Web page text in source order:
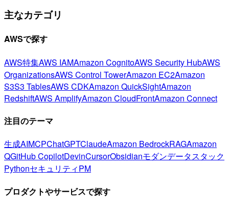
主なカテゴリ
AWSで探す
AWS特集AWS IAMAmazon CognitoAWS Security HubAWS
OrganizationsAWS Control TowerAmazon EC2Amazon
S3S3 TablesAWS CDKAmazon QuickSightAmazon
RedshiftAWS AmplifyAmazon CloudFrontAmazon Connect
注目のテーマ
生成AIMCPChatGPTClaudeAmazon BedrockRAGAmazon
QGitHub CopilotDevinCursorObsidianモダンデータスタック
PythonセキュリティPM
プロダクトやサービスで探す